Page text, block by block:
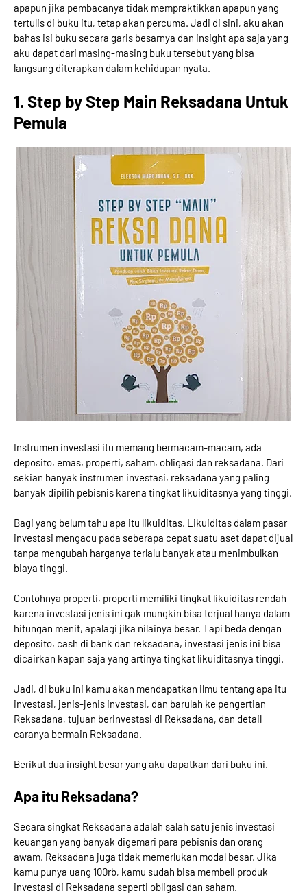
apapun jika pembacanya tidak mempraktikkan apapun yang
tertulis di buku itu, tetap akan percuma. Jadi di sini, aku akan
bahas isi buku secara garis besarnya dan insight apa saja yang
aku dapat dari masing-masing buku tersebut yang bisa
langsung diterapkan dalam kehidupan nyata.
1. Step by Step Main Reksadana Untuk
Pemula
Instrumen investasi itu memang bermacam-macam, ada
deposito, emas, properti, saham, obligasi dan reksadana. Dari
sekian banyak instrumen investasi, reksadana yang paling
banyak dipilih pebisnis karena tingkat likuiditasnya yang tinggi.
Bagi yang belum tahu apa itu likuiditas. Likuiditas dalam pasar
investasi mengacu pada seberapa cepat suatu aset dapat dijual
tanpa mengubah harganya terlalu banyak atau menimbulkan
biaya tinggi.
Contohnya properti, properti memiliki tingkat likuiditas rendah
karena investasi jenis ini gak mungkin bisa terjual hanya dalam
hitungan menit, apalagi jika nilainya besar. Tapi beda dengan
deposito, cash di bank dan reksadana, investasi jenis ini bisa
dicairkan kapan saja yang artinya tingkat likuiditasnya tinggi.
Jadi, di buku ini kamu akan mendapatkan ilmu tentang apa itu
investasi, jenis-jenis investasi, dan barulah ke pengertian
Reksadana, tujuan berinvestasi di Reksadana, dan detail
caranya bermain Reksadana.
Berikut dua insight besar yang aku dapatkan dari buku ini.
Apa itu Reksadana?
Secara singkat Reksadana adalah salah satu jenis investasi
keuangan yang banyak digemari para pebisnis dan orang
awam. Reksadana juga tidak memerlukan modal besar. Jika
kamu punya uang 100rb, kamu sudah bisa membeli produk
investasi di Reksadana seperti obligasi dan saham.